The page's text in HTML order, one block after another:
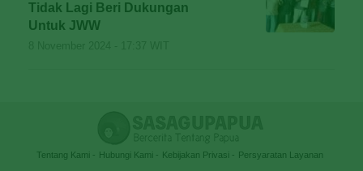
Tidak Lagi Beri Dukungan
Untuk JWW
Tentang Kami Hubungi Kami Kebijakan Privasi Persyaratan Layanan